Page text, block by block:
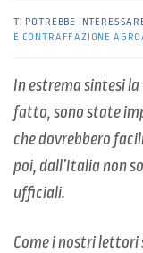
TI POTREBBE
E CONTRAFFAZIONE
In estrema sintesi
fatto, sono state
che dovrebbero
poi, dall’Italia non
ufficiali.
Come i nostri lettori